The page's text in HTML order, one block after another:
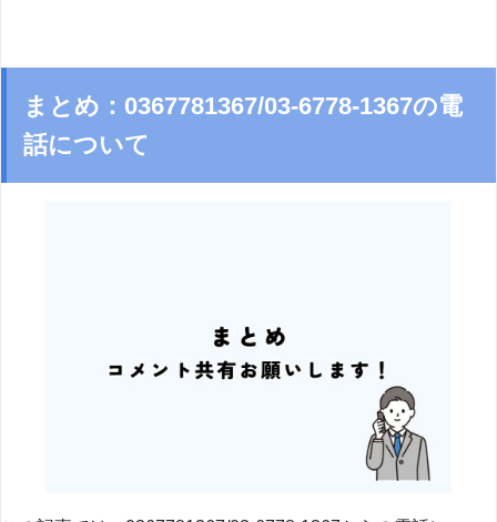
まとめ：0367781367/03-6778-1367の電
話について